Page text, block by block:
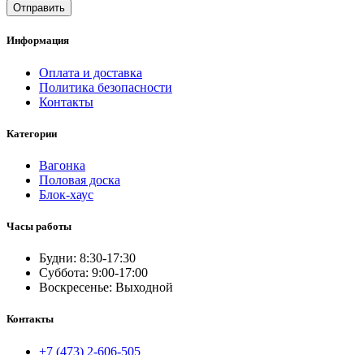
Отправить
Информация
Оплата и доставка
Политика безопасности
Контакты
Категории
Вагонка
Половая доска
Блок-хаус
Часы работы
Будни: 8:30-17:30
Суббота: 9:00-17:00
Воскресенье: Выходной
Контакты
+7 (473) 2-606-505